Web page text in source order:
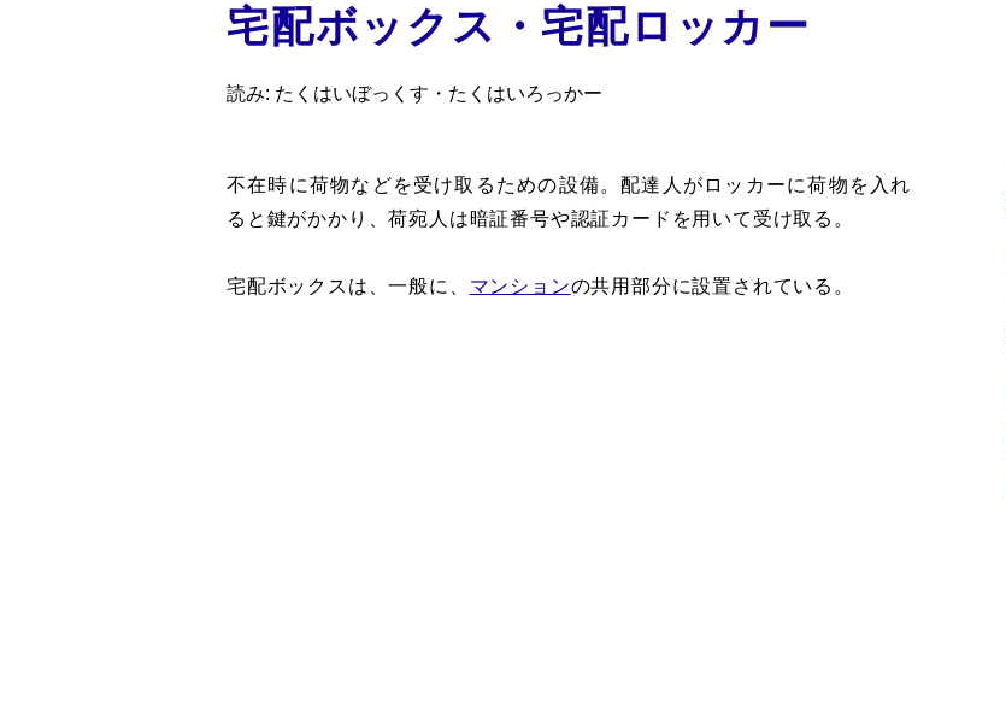
宅配ボックス・宅配ロッカー
読み: たくはいぼっくす・たくはいろっかー
不在時に荷物などを受け取るための設備。配達人がロッカーに荷物を入れ
ると鍵がかかり、荷宛人は暗証番号や認証カードを用いて受け取る。
宅配ボックスは、一般に、 マンションの共用部分に設置されている。